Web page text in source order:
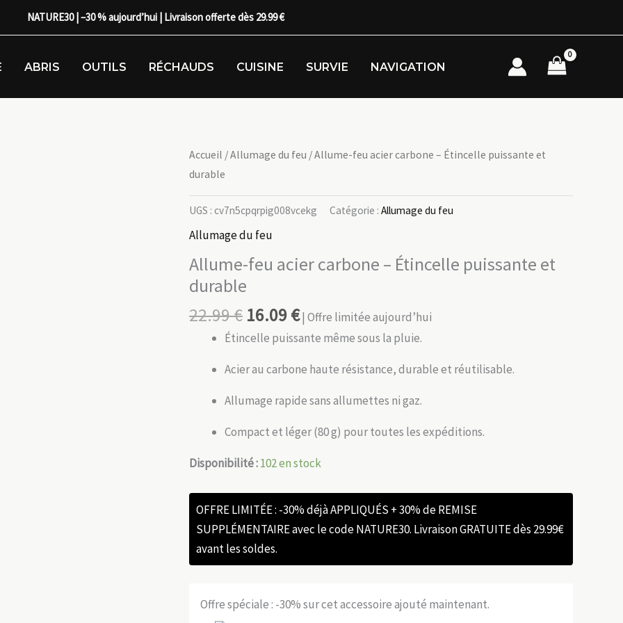
NATURE30 | –30 % aujourd’hui | Livraison offerte dès 29.99 €
ABRIS OUTILS RÉCHAUDS CUISINE SURVIE NAVIGATION
Accueil /Allumage du feu / Allume-feu acier carbone – Étincelle puissante et
durable
UGS : cv7n5cpqrpig008vcekg Catégorie : Allumage du feu
Allumage du feu
Allume-feu acier carbone – Étincelle puissante et
durable
22.99€ 16.09€| Offre limitée aujourd’hui
Étincelle puissante même sous la pluie.
Acier au carbone haute résistance, durable et réutilisable.
Allumage rapide sans allumettes ni gaz.
Compact et léger (80 g) pour toutes les expéditions.
Disponibilité :102 en stock
OFFRE LIMITÉE : -30% déjà APPLIQUÉS + 30% de REMISE
SUPPLÉMENTAIRE avec le code NATURE30. Livraison GRATUITE dès 29.99€
avant les soldes.
Offre spéciale : -30% sur cet accessoire ajouté maintenant.